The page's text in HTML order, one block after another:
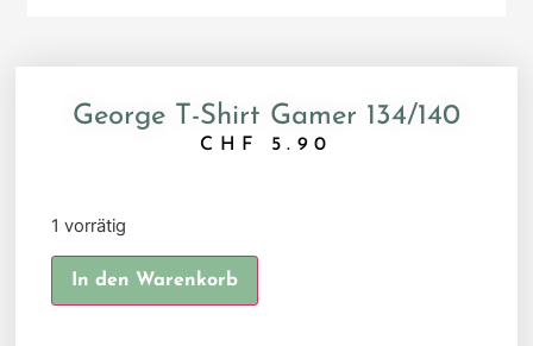
George T-Shirt Gamer 134/140
CHF 5.90
1 vorrätig
In den Warenkorb